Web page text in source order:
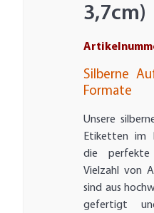
3,7cm)
Silberne
Formate
Unsere
Etiketten im
die
Vielzahl von
sind aus
gefertigt